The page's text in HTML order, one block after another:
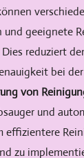
geeignete
reduziert
bei
von
und
effizientere
zu